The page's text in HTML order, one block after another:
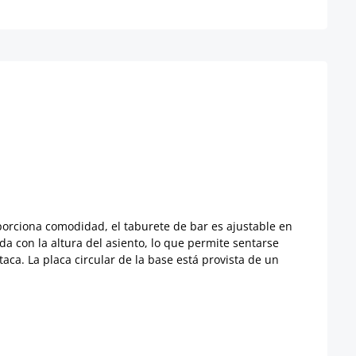
comodidad, el taburete de bar es ajustable en
con la altura del asiento, lo que permite sentarse
La placa circular de la base está provista de un